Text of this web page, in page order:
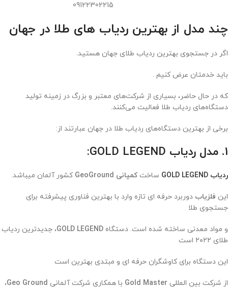
09122302215
چند مدل از بهترین ردیاب های طلا در جهان
اگر در جستجوی بهترین ردیاب طلای جهان هستید.
باید خدمتان عرض کنیم .
که در حال حاضر، بسیاری از شرکت‌های معتبر و بزرگ در زمینه تولید
دستگاه‌های ردیاب طلا فعالیت می‌کنند.
برخی از بهترین دستگاه‌های ردیاب طلا در جهان عبارتند از:
1. مدل ردیاب GOLD LEGEND:
ردیاب GOLD LEGEND ساختکمپانی GeoGround کشور آلمان میباشد.
این فلزیاب دوربرد حرفه ای تازه وارد با بهترین فناوری پیشرفته برای
جستجوی طلا
و مواد معدنی ساخته شده است. دستگاه GOLD LEGEND، جدیدترین ردیاب
طلای ۲۰۲۲ است
این دستگاه برای کاوشگران حرفه ای و مبتدی بهترین است
از شرکت بین المللی Gold Master با همکاری شرکت آلمانی Geo Ground،